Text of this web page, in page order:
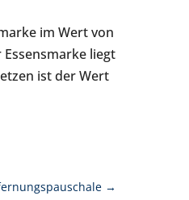
im Wert von
liegt
ist der Wert
→